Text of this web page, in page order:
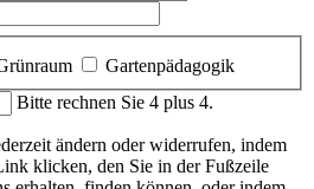
Gartenpädagogik
Bitte rechnen Sie 4 plus 4.
ändern oder widerrufen, indem
klicken, den Sie in der Fußzeile